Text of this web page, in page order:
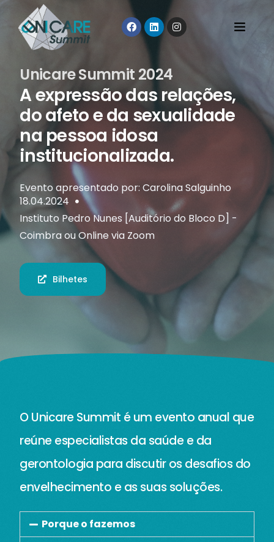
UnicareSummit 2024
Aexpressãodas relações,
doafetoeda sexualidade
na pessoa idosa
institucionalizada.
Evento apresentado por: Carolina Salguinho
18.04.2024
Instituto Pedro Nunes [Auditório do Bloco D] -
Coimbra ou Online via Zoom
Bilhetes
OUnicareSummit é um evento anual que
reúneespecialistasda saúde e da
gerontologia para discutir osdesafios do
envelhecimento e assuas soluções.
Porque o fazemos